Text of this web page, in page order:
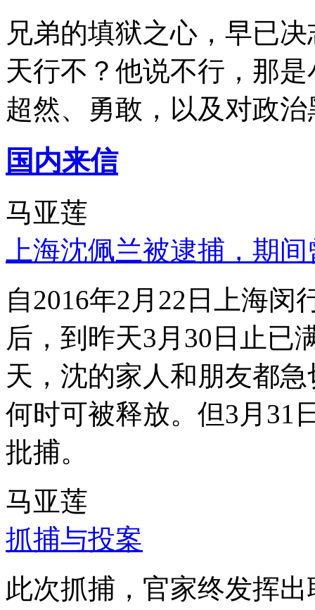
兄弟的填狱之心，早已
天行不？他说不行，那
超然、勇敢，以及对政
国内来信
马亚莲
上海沈佩兰被逮捕，期
自2016年2月22日上海
后，到昨天3月30日止已
天，沈的家人和朋友都
何时可被释放。但3月31
批捕。
马亚莲
抓捕与投案
此次抓捕，官家终发挥